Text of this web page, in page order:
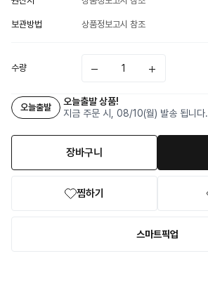
보관방법 상품정보고시 참조
수량
오늘출발
오늘출발 상품!
지금 주문 시, 08/10(월) 발송 됩니다.
장바구니
찜하기
스마트픽업